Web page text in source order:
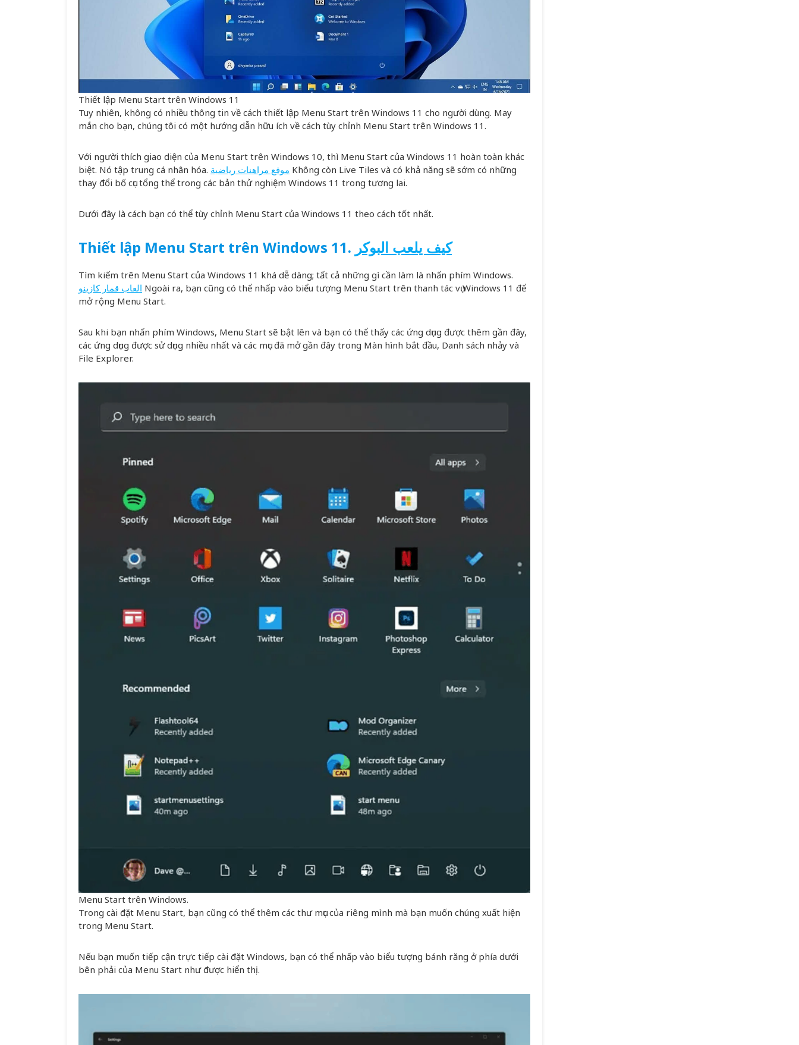
Thiết lập Menu Start trên Windows 11
Tuy nhiên, không có nhiều thông tin về cách thiết lập Menu Start trên Windows 11 cho người dùng. May
mắn cho bạn, chúng tôi có một hướng dẫn hữu ích về cách tùy chỉnh Menu Start trên Windows 11.
Với người thích giao diện của Menu Start trên Windows 10, thì Menu Start của Windows 11 hoàn toàn khác
biệt. Nó tập trung cá nhân hóa. موقع مراهنات رياضية Không còn Live Tiles và có khả năng sẽ sớm có những
thay đổi bố cục tổng thể trong các bản thử nghiệm Windows 11 trong tương lai.
Dưới đây là cách bạn có thể tùy chỉnh Menu Start của Windows 11 theo cách tốt nhất.
Thiết lập Menu Start trên Windows 11. كيف يلعب البوكر
Tìm kiếm trên Menu Start của Windows 11 khá dễ dàng; tất cả những gì cần làm là nhấn phím Windows.
العاب قمار كازينو Ngoài ra, bạn cũng có thể nhấp vào biểu tượng Menu Start trên thanh tác vụ Windows 11 để
mở rộng Menu Start.
Sau khi bạn nhấn phím Windows, Menu Start sẽ bật lên và bạn có thể thấy các ứng dụng được thêm gần đây,
các ứng dụng được sử dụng nhiều nhất và các mục đã mở gần đây trong Màn hình bắt đầu, Danh sách nhảy và
File Explorer.
Menu Start trên Windows.
Trong cài đặt Menu Start, bạn cũng có thể thêm các thư mục của riêng mình mà bạn muốn chúng xuất hiện
trong Menu Start.
Nếu bạn muốn tiếp cận trực tiếp cài đặt Windows, bạn có thể nhấp vào biểu tượng bánh răng ở phía dưới
bên phải của Menu Start như được hiển thị.